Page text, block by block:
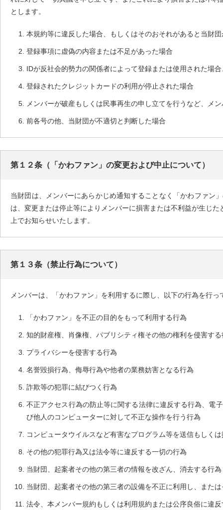
とします。
本規約等に違反した場合、もしくはそのおそれがあると当財
登録事項に虚偽の内容または不足があった場合
IDが反社会的勢力の関係者によって登録または使用された場
登録されたクレジットカードの利用が停止された場合
メンバーが破産もしくは民事再生の申し立てを行うなど、メ
前各号の他、当財団が不適切と判断した場合
第１２条（「かわファン」の変更および中止について）
当財団は、メンバーにあらかじめ通知することなく「かわファン
は、変更または停止等によりメンバーに損害または不利益が生じ
上でお知らせいたします。
第１３条（禁止行為について）
メンバーは、「かわファン」を利用するに際し、以下の行為を行っ
「かわファン」を不正の目的をもって利用する行為
知的財産権、肖像権、パブリシティ権その他の権利を侵害する
プライバシーを侵害する行為
名誉毀損行為、侮辱行為や他者の業務妨害となる行為
詐欺等の犯罪に結びつく行為
不正アクセス行為の防止等に関する法律に違反する行為、電
び他人のコンピューターに対して不正な操作を行う行為
コンピュータウイルスなど有害なプログラム等を送信もしく
その他の犯罪行為又は法令等に違反する一切の行為
当財団、起案者その他の第三者の情報を改ざん、消去する行為
当財団、起案者その他の第三者の設備を不正に利用し、また
法令、本メンバー規約もしくは利用規約または公序良俗に違